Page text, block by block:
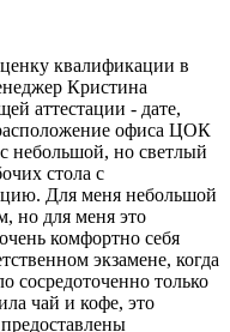
квалификации в
Кристина
аттестации - дате,
офиса ЦОК
небольшой, но светлый
стола с
Для меня небольшой
но для меня это
комфортно себя
экзамене, когда
только
чай и кофе, это